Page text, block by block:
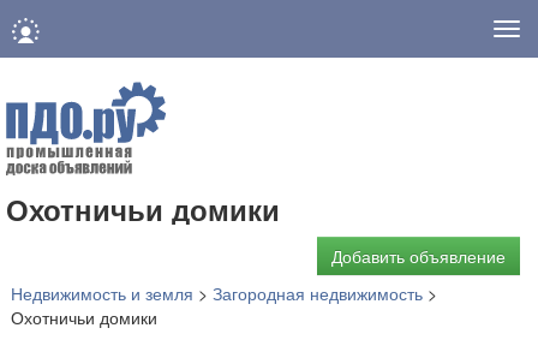
Охотничьи домики
Добавить объявление
Недвижимость и земля > Загородная недвижимость >
Охотничьи домики